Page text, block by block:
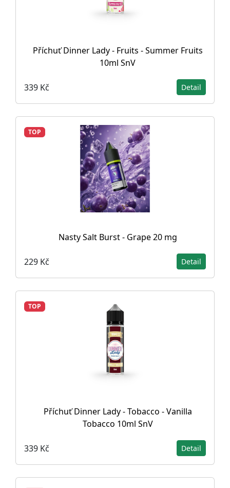
Příchuť Dinner Lady - Fruits - Summer Fruits
10ml SnV
339 Kč Detail
TOP
Nasty Salt Burst - Grape 20 mg
229 Kč Detail
TOP
Příchuť Dinner Lady - Tobacco - Vanilla
Tobacco 10ml SnV
339 Kč Detail